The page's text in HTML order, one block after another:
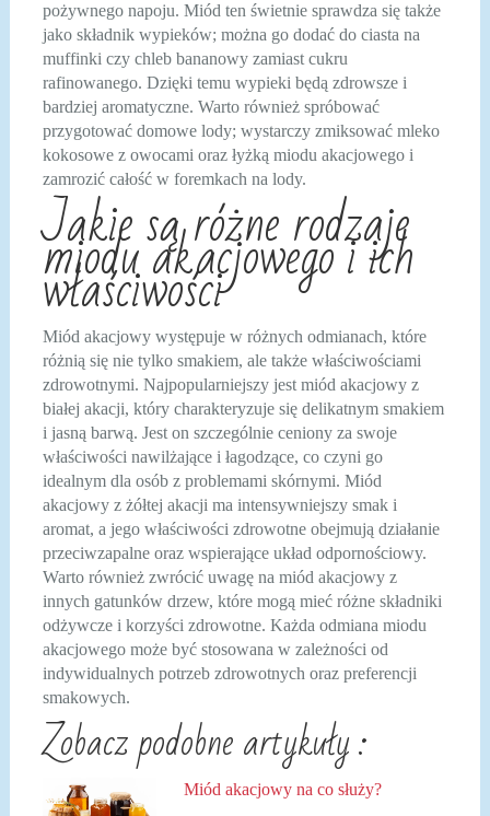
pożywnego napoju. Miód ten świetnie sprawdza się także
jako składnik wypieków; można go dodać do ciasta na
muffinki czy chleb bananowy zamiast cukru
rafinowanego. Dzięki temu wypieki będą zdrowsze i
bardziej aromatyczne. Warto również spróbować
przygotować domowe lody; wystarczy zmiksować mleko
kokosowe z owocami oraz łyżką miodu akacjowego i
zamrozić całość w foremkach na lody.
Jakie są różne rodzaje
miodu akacjowego i ich
właściwości
Miód akacjowy występuje w różnych odmianach, które
różnią się nie tylko smakiem, ale także właściwościami
zdrowotnymi. Najpopularniejszy jest miód akacjowy z
białej akacji, który charakteryzuje się delikatnym smakiem
i jasną barwą. Jest on szczególnie ceniony za swoje
właściwości nawilżające i łagodzące, co czyni go
idealnym dla osób z problemami skórnymi. Miód
akacjowy z żółtej akacji ma intensywniejszy smak i
aromat, a jego właściwości zdrowotne obejmują działanie
przeciwzapalne oraz wspierające układ odpornościowy.
Warto również zwrócić uwagę na miód akacjowy z
innych gatunków drzew, które mogą mieć różne składniki
odżywcze i korzyści zdrowotne. Każda odmiana miodu
akacjowego może być stosowana w zależności od
indywidualnych potrzeb zdrowotnych oraz preferencji
smakowych.
Zobacz podobne artykuły :
Miód akacjowy na co służy?